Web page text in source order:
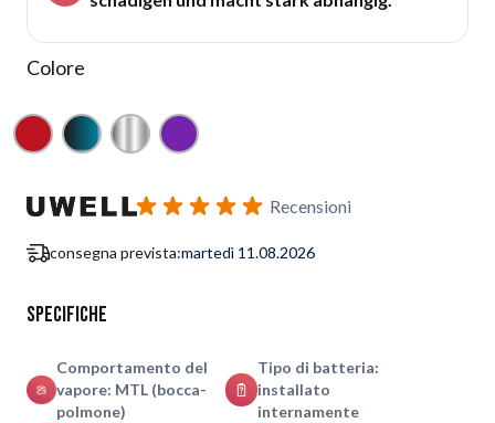
Colore
Rosso Nero-bluArgento Viola
Iscriviti al modulo di notifica ritorno in stock
Recensioni
consegna prevista:martedì 11.08.2026
Specifiche
Comportamento del
vapore: MTL (bocca-
polmone)
Tipo di batteria:
installato
internamente